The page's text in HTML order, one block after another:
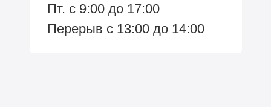
Пт. с 9:00 до 17:00
Перерыв с 13:00 до 14:00